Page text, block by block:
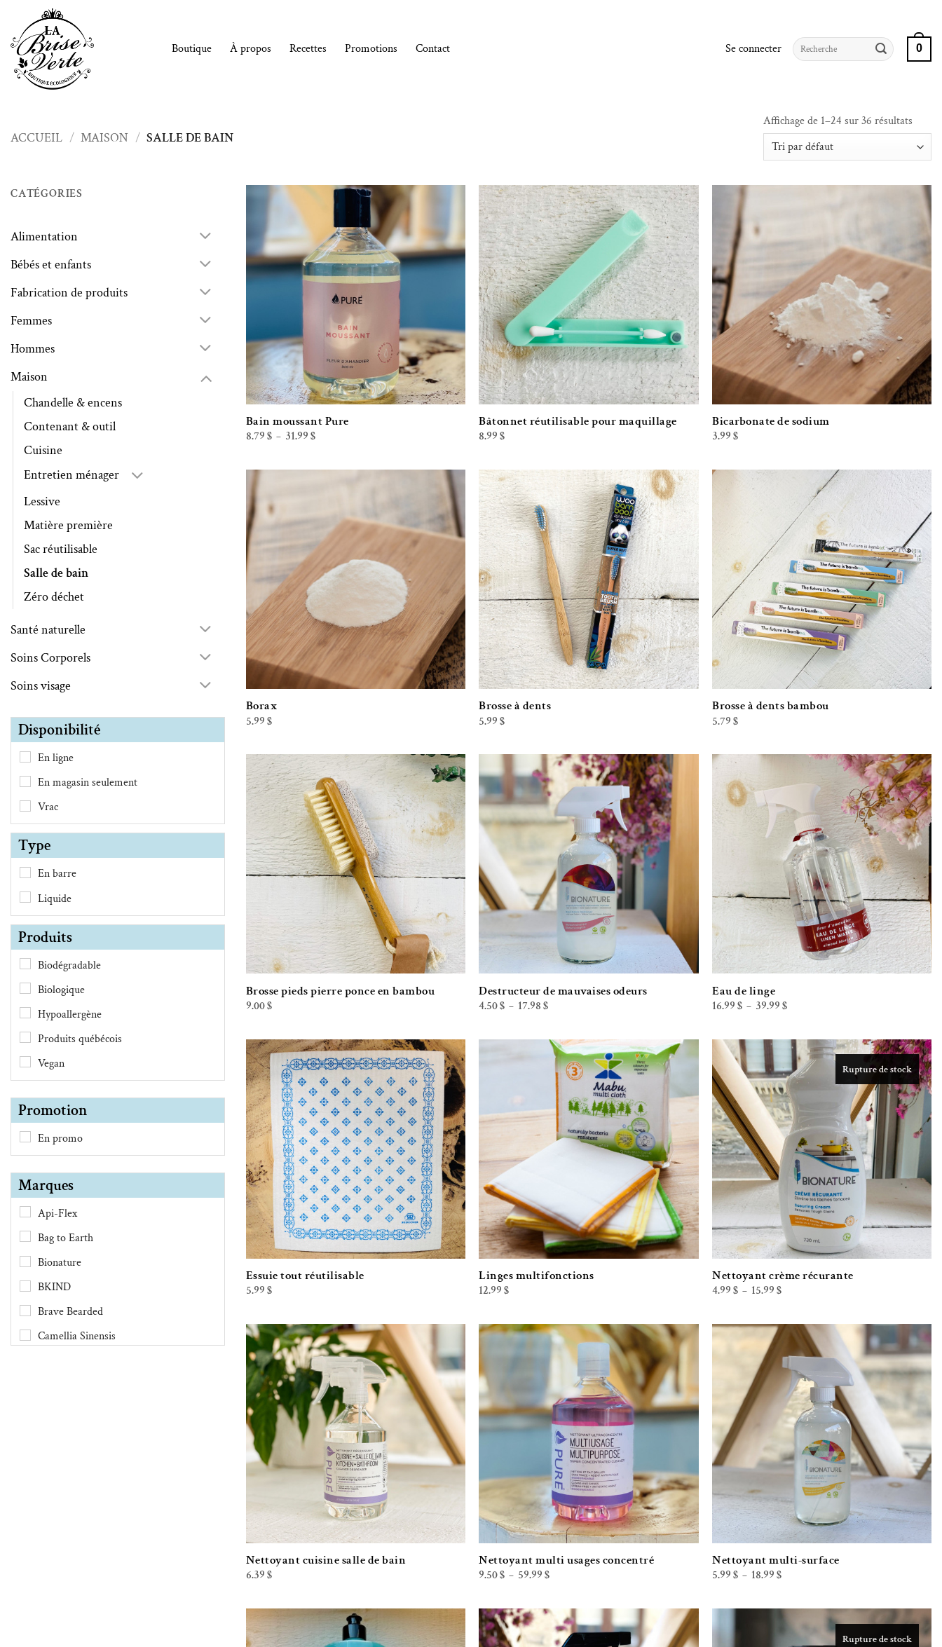
contenu
Boutique À propos Recettes Promotions Contact Se connecter
Recherche
pour :
0
ACCUEIL / MAISON / SALLE DE BAIN
Affichage de 1–24 sur 36 résultats
CATÉGORIES
Alimentation
Bébés et enfants
Fabrication de produits
Femmes
Hommes
Maison
Chandelle & encens
Contenant & outil
Cuisine
Entretien ménager
Lessive
Matière première
Sac réutilisable
Salle de bain
Zéro déchet
Santé naturelle
Soins Corporels
Soins visage
Disponibilité
En ligne
En magasin seulement
Vrac
Type
En barre
Liquide
Produits
Biodégradable
Biologique
Hypoallergène
Produits québécois
Vegan
Promotion
En promo
Marques
Api-Flex
Bag to Earth
Bionature
BKIND
Brave Bearded
Camellia Sinensis
Ajouter à la liste de souhaits
Bain moussant Pure
8.79 $ – 31.99 $Plage
Ajouter à la liste de souhaits
Bâtonnet réutilisable pour maquillage
8.99$
Bicarbonate de sodium
3.99$
Borax
5.99 $
Ajouter à la liste de souhaits
Brosse à dents
5.99$
Ajouter à la liste de souhaits
Brosse à dents bambou
5.79$
Ajouter à la liste de souhaits
Brosse pieds pierre ponce en bambou
9.00$
Ajouter à la liste de souhaits
Destructeur de mauvaises odeurs
4.50$ – 17.98$Plage
à
17.98 $
Ajouter à la liste de souhaits
Eau de linge
16.99$ – 39.99$Plage
à
39.99 $
Ajouter à la liste de souhaits
Essuie tout réutilisable
5.99 $
Ajouter à la liste de souhaits
Linges multifonctions
12.99$
Ajouter à la liste de souhaits
Rupture de stock
Nettoyant crème récurante
4.99$ – 15.99$Plage
à
15.99 $
Ajouter à la liste de souhaits
Nettoyant cuisine salle de bain
6.39 $
Ajouter à la liste de souhaits
Nettoyant multi usages concentré
9.50$ – 59.99$Plage
à
59.99 $
Ajouter à la liste de souhaits
Nettoyant multi-surface
5.99$ – 18.99$Plage
18.99 $
Rupture de stock